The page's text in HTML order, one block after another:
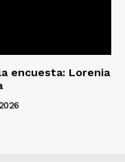
encuesta: Lorenia